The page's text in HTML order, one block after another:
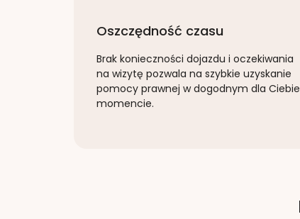
Oszczędność czasu
Brak konieczności dojazdu i oczekiwania
na wizytę pozwala na szybkie uzyskanie
pomocy prawnej w dogodnym dla Ciebie
momencie.